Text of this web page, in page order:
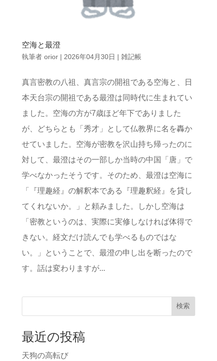
空海と最澄
執筆者 orior| 2026年04月30日 | 雑記帳
真言密教の八祖、真言宗の開祖である空海と、日
本天台宗の開祖である最澄は同時代に生まれてい
ました。空海の方が7歳ほど年下でありました
が、どちらとも「秀才」として仏教界に名を轟か
せていました。空海が密教を沢山持ち帰ったのに
対して、最澄はその一部しか当時の中国「唐」で
学べなかったそうです。そのため、最澄は空海に
「『理趣経』の解釈本である『理趣釈経』を貸し
てくれないか。」と頼みました。しかし空海は
「密教というのは、実際に実修しなければ体得で
きない。経文だけ読んでも学べるものではな
い。」ということで、最澄の申し出を断ったので
す。話は変わりますが...
検索
最近の投稿
天狗の高転び